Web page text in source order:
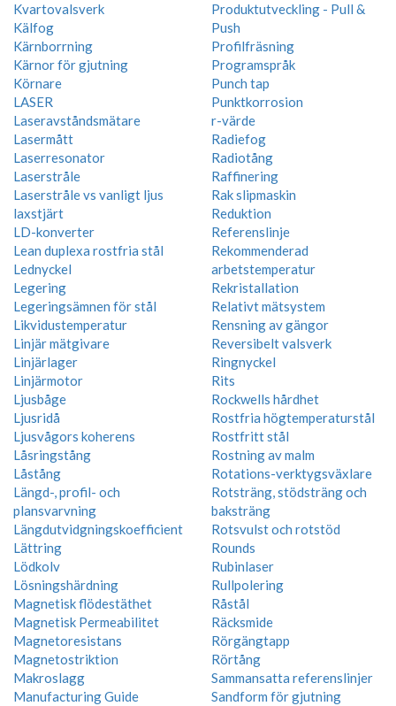
Kvartovalsverk
Kälfog
Kärnborrning
Kärnor för gjutning
Körnare
LASER
Laseravståndsmätare
Lasermått
Laserresonator
Laserstråle
Laserstråle vs vanligt ljus
laxstjärt
LD-konverter
Lean duplexa rostfria stål
Lednyckel
Legering
Legeringsämnen för stål
Likvidustemperatur
Linjär mätgivare
Linjärlager
Linjärmotor
Ljusbåge
Ljusridå
Ljusvågors koherens
Låsringstång
Låstång
Längd-, profil- och
plansvarvning
Längdutvidgningskoefficient
Lättring
Lödkolv
Lösningshärdning
Magnetisk flödestäthet
Magnetisk Permeabilitet
Magnetoresistans
Magnetostriktion
Makroslagg
Manufacturing Guide
Produktutveckling - Pull &
Push
Profilfräsning
Programspråk
Punch tap
Punktkorrosion
r-värde
Radiefog
Radiotång
Raffinering
Rak slipmaskin
Reduktion
Referenslinje
Rekommenderad
arbetstemperatur
Rekristallation
Relativt mätsystem
Rensning av gängor
Reversibelt valsverk
Ringnyckel
Rits
Rockwells hårdhet
Rostfria högtemperaturstål
Rostfritt stål
Rostning av malm
Rotations-verktygsväxlare
Rotsträng, stödsträng och
baksträng
Rotsvulst och rotstöd
Rounds
Rubinlaser
Rullpolering
Råstål
Räcksmide
Rörgängtapp
Rörtång
Sammansatta referenslinjer
Sandform för gjutning